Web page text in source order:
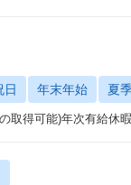
日 年末年始 夏
取得可能)年次有給休